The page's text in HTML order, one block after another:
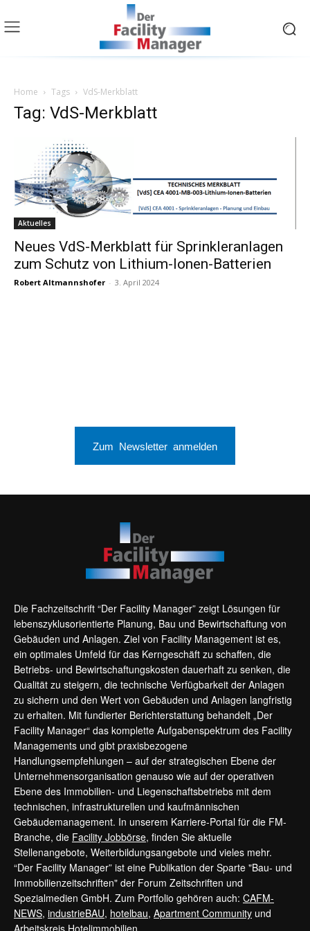
Home Tags VdS-Merkblatt
Tag: VdS-Merkblatt
Aktuelles
Neues VdS-Merkblatt für Sprinkleranlagen
zum Schutz von Lithium-Ionen-Batterien
Robert Altmannshofer - 3. April 2024
Zum Newsletter anmelden
Die Fachzeitschrift “Der Facility Manager” zeigt Lösungen für
lebenszyklusorientierte Planung, Bau und Bewirtschaftung von
Gebäuden und Anlagen. Ziel von Facility Management ist es,
ein optimales Umfeld für das Kerngeschäft zu schaffen, die
Betriebs- und Bewirtschaftungskosten dauerhaft zu senken, die
Qualität zu steigern, die technische Verfügbarkeit der Anlagen
zu sichern und den Wert von Gebäuden und Anlagen langfristig
zu erhalten. Mit fundierter Berichterstattung behandelt „Der
Facility Manager“ das komplette Aufgabenspektrum des Facility
Managements und gibt praxisbezogene
Handlungsempfehlungen – auf der strategischen Ebene der
Unternehmensorganisation genauso wie auf der operativen
Ebene des Immobilien- und Liegenschaftsbetriebs mit dem
technischen, infrastrukturellen und kaufmännischen
Gebäudemanagement. In unserem Karriere-Portal für die FM-
Branche, die Facility Jobbörse, finden Sie aktuelle
Stellenangebote, Weiterbildungsangebote und vieles mehr.
“Der Facility Manager” ist eine Publikation der Sparte "Bau- und
Immobilienzeitschriften" der Forum Zeitschriften und
Spezialmedien GmbH. Zum Portfolio gehören auch: CAFM-
NEWS, industrieBAU, hotelbau, Apartment Community und